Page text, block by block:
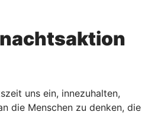
uns ein, innezuhalten,
die Menschen zu denken, die